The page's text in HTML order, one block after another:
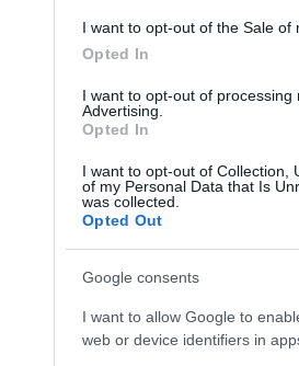
I want to opt-out of the Sale of
Opted In
I want to opt-out of
Advertising.
Opted In
I want to opt-out of Collection,
of my Personal Data that Is
was collected.
Opted Out
Google consents
I want to allow Google to
web or device identifiers in